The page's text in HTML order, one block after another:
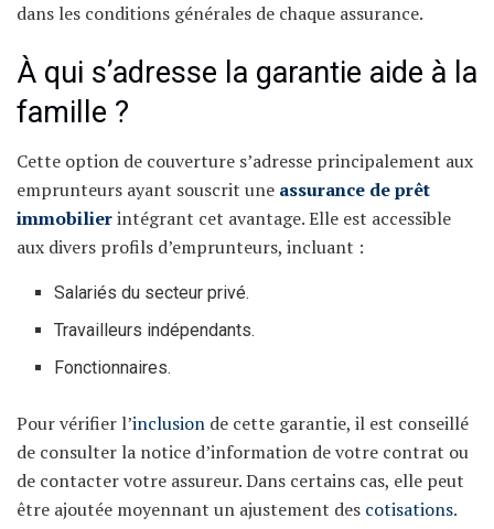
dans les conditions générales de chaque assurance.
À qui s’adresse la garantie aide à la
famille ?
Cette option de couverture s’adresse principalement aux
emprunteurs ayant souscrit une assurance de prêt
immobilierintégrant cet avantage. Elle est accessible
aux divers profils d’emprunteurs, incluant :
Salariés du secteur privé.
Travailleurs indépendants.
Fonctionnaires.
Pour vérifier l’inclusion de cette garantie, il est conseillé
de consulter la notice d’information de votre contrat ou
de contacter votre assureur. Dans certains cas, elle peut
être ajoutée moyennant un ajustement des cotisations.